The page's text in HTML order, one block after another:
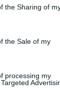
the Sharing of
the Sale of my
processing my